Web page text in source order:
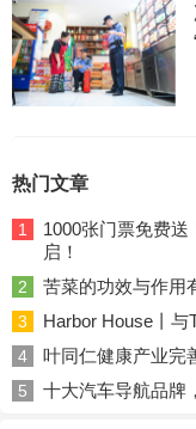
热门文章
1
1000张门票免费
启！
2 苦菜的功效与作用
3 Harbor House丨
4 叶同仁健康产业完
5 十大汽车导航品牌